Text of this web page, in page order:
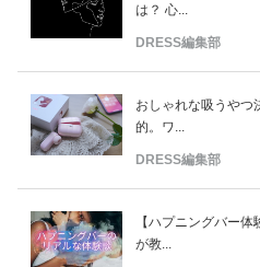
は？ 心...
DRESS編集部
おしゃれな吸うやつ
的。ワ...
DRESS編集部
【ハプニングバー
が教...